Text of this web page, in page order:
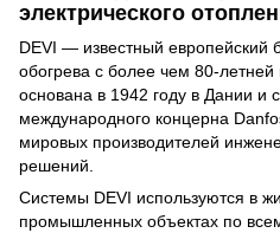
электрического
DEVI — известный европейский
обогрева с более чем 80-
основана в 1942 году в Дании и
международного концерна
мировых производителей
решений.
Системы DEVI используются в
промышленных объектах по